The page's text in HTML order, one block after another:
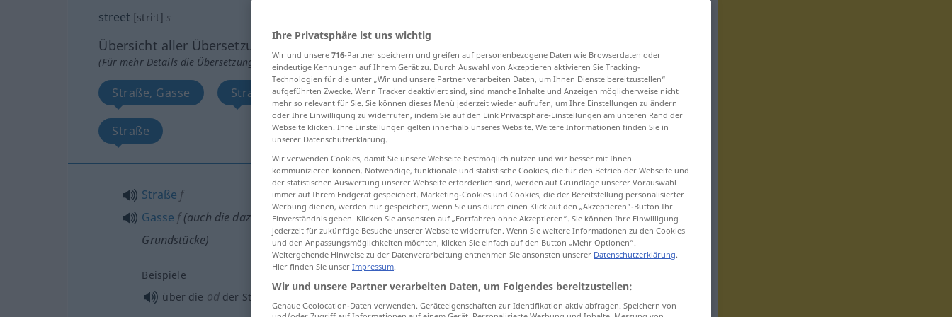
street [striːt] s
Übersicht aller Übersetzungen
(Für mehr Details die Übersetzung anklicken/antippen)
Straße, Gasse Straße, Fahrbahn Straße, Strich LandStraßen, Weg
Straße
Straße f
Gasse f(auch die dazugehörigen Häuseru.
Grundstücke)
street
Beispiele
über die odder Straße
Ihre Privatsphäre ist uns wichtig
Wir und unsere 716-Partner speichern und greifen auf personenbezogene Daten wie Browserdaten oder
eindeutige Kennungen auf Ihrem Gerät zu. Durch Auswahl von Akzeptieren aktivieren Sie Tracking-
Technologien für die unter „Wir und unsere Partner verarbeiten Daten, um Ihnen Dienste bereitzustellen“
aufgeführten Zwecke. Wenn Tracker deaktiviert sind, sind manche Inhalte und Anzeigen möglicherweise nicht
mehr so relevant für Sie. Sie können dieses Menü jederzeit wieder aufrufen, um Ihre Einstellungen zu ändern
oder Ihre Einwilligung zu widerrufen, indem Sie auf den Link Privatsphäre-Einstellungen am unteren Rand der
Webseite klicken. Ihre Einstellungen gelten innerhalb unseres Website. Weitere Informationen finden Sie in
unserer Datenschutzerklärung.
Wir verwenden Cookies, damit Sie unsere Webseite bestmöglich nutzen und wir besser mit Ihnen
kommunizieren können. Notwendige, funktionale und statistische Cookies, die für den Betrieb der Webseite und
der statistischen Auswertung unserer Webseite erforderlich sind, werden auf Grundlage unserer Vorauswahl
immer auf Ihrem Endgerät gespeichert. Marketing-Cookies und Cookies, die der Bereitstellung personalisierter
Werbung dienen, werden nur gespeichert, wenn Sie uns durch einen Klick auf den „Akzeptieren“-Button Ihr
Einverständnis geben. Klicken Sie ansonsten auf „Fortfahren ohne Akzeptieren“. Sie können Ihre Einwilligung
jederzeit für zukünftige Besuche unserer Webseite widerrufen. Wenn Sie weitere Informationen zu den Cookies
und den Anpassungsmöglichkeiten möchten, klicken Sie einfach auf den Button „Mehr Optionen“.
Weitergehende Hinweise zu der Datenverarbeitung entnehmen Sie ansonsten unserer Datenschutzerklärung.
Hier finden Sie unser Impressum.
Wir und unsere Partner verarbeiten Daten, um Folgendes bereitzustellen:
Genaue Geolocation-Daten verwenden. Geräteeigenschaften zur Identifikation aktiv abfragen. Speichern von